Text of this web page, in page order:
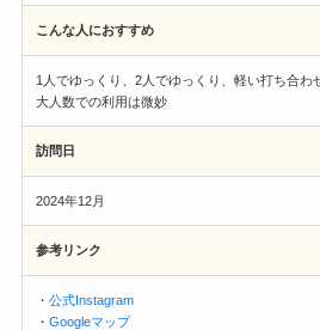
こんな人におすすめ
1人でゆっくり、2人でゆっくり、軽い打ち合わ
大人数での利用は微妙
訪問日
2024年12月
参考リンク
・公式Instagram
・Googleマップ